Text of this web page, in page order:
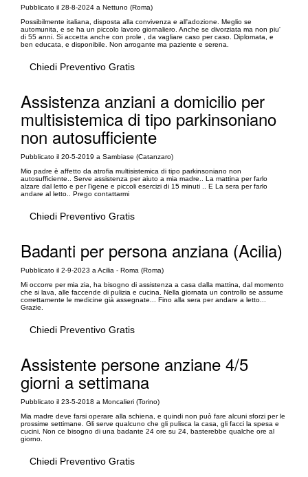
Pubblicato il 28-8-2024 a Nettuno (Roma)
Possibilmente italiana, disposta alla convivenza e all'adozione. Meglio se
automunita, e se ha un piccolo lavoro giornaliero. Anche se divorziata ma non piu'
di 55 anni. Si accetta anche con prole , da vagliare caso per caso. Diplomata, e
ben educata, e disponibile. Non arrogante ma paziente e serena.
Chiedi Preventivo Gratis
Assistenza anziani a domicilio per
multisistemica di tipo parkinsoniano
non autosufficiente
Pubblicato il 20-5-2019 a Sambiase (Catanzaro)
Mio padre è affetto da atrofia multisistemica di tipo parkinsoniano non
autosufficiente.. Serve assistenza per aiuto a mia madre.. La mattina per farlo
alzare dal letto e per l'igene e piccoli esercizi di 15 minuti .. E La sera per farlo
andare al letto.. Prego contattarmi
Chiedi Preventivo Gratis
Badanti per persona anziana (Acilia)
Pubblicato il 2-9-2023 a Acilia - Roma (Roma)
Mi occorre per mia zia, ha bisogno di assistenza a casa dalla mattina, dal momento
che si lava, alle faccende di pulizia e cucina. Nella giornata un controllo se assume
correttamente le medicine già assegnate... Fino alla sera per andare a letto...
Grazie.
Chiedi Preventivo Gratis
Assistente persone anziane 4/5
giorni a settimana
Pubblicato il 23-5-2018 a Moncalieri (Torino)
Mia madre deve farsi operare alla schiena, e quindi non può fare alcuni sforzi per le
prossime settimane. Gli serve qualcuno che gli pulisca la casa, gli facci la spesa e
cucini. Non ce bisogno di una badante 24 ore su 24, basterebbe qualche ore al
giorno.
Chiedi Preventivo Gratis